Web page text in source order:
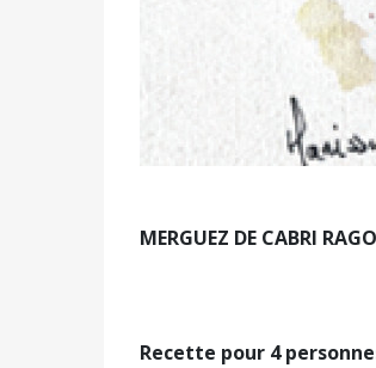
MERGUEZ DE CABRI
Recette pour 4 personnes